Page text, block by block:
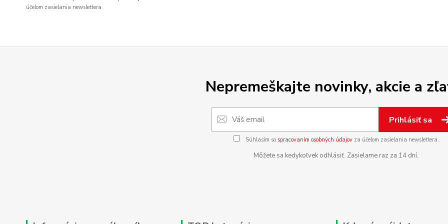
účelom zasielania newslettera.
Nepremeškajte novinky, akcie a
Prihlásiť sa
Súhlasím so spracovaním osobných údajovza účelom zasielania newslettera.
Môžete sa kedykoľvek odhlásiť. Zasielame raz za 14 dní.